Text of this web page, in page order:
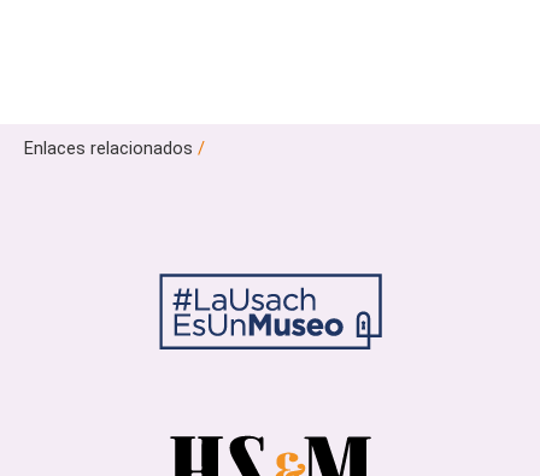
Enlaces relacionados /